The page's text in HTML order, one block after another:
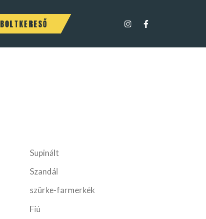
BOLTKERESŐ
Supinált
Szandál
szürke-farmerkék
Fiú